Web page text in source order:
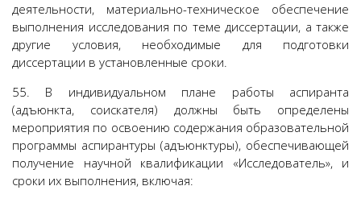
деятельности, материально-техническое обеспечение
выполнения исследования по теме диссертации, а также
другие условия, необходимые для подготовки
диссертации в установленные сроки.
55. В индивидуальном плане работы аспиранта
(адъюнкта, соискателя) должны быть определены
мероприятия по освоению содержания образовательной
программы аспирантуры (адъюнктуры), обеспечивающей
получение научной квалификации «Исследователь», и
сроки их выполнения, включая: